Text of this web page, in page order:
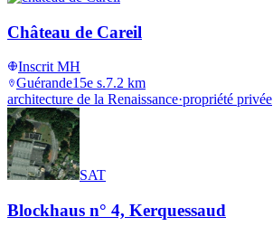
Château de Careil
Inscrit MH
Guérande15e s.7.2 km
architecture de la Renaissance·propriété privée
SAT
Blockhaus n° 4, Kerquessaud